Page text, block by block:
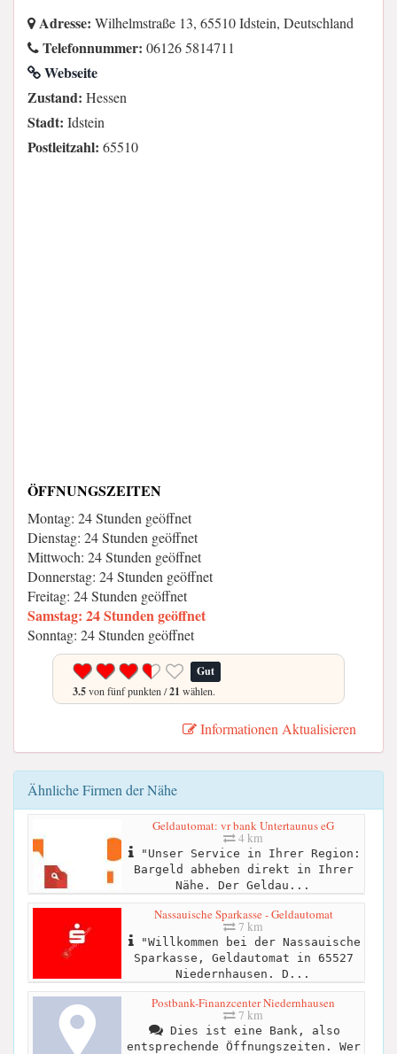
Adresse: Wilhelmstraße 13, 65510 Idstein, Deutschland
Telefonnummer: 06126 5814711
Webseite
Zustand: Hessen
Stadt: Idstein
Postleitzahl: 65510
ÖFFNUNGSZEITEN
Montag: 24 Stunden geöffnet
Dienstag: 24 Stunden geöffnet
Mittwoch: 24 Stunden geöffnet
Donnerstag: 24 Stunden geöffnet
Freitag: 24 Stunden geöffnet
Samstag: 24 Stunden geöffnet
Sonntag: 24 Stunden geöffnet
Gut
3.5von fünf punkten /21 wählen.
Informationen Aktualisieren
Ähnliche Firmen der Nähe
Geldautomat: vr bank Untertaunus eG
4 km
"Unser Service in Ihrer Region:
Bargeld abheben direkt in Ihrer
Nähe. Der Geldau...
Nassauische Sparkasse - Geldautomat
7 km
"Willkommen bei der Nassauische
Sparkasse, Geldautomat in 65527
Niedernhausen. D...
Postbank-Finanzcenter Niedernhausen
7 km
Dies ist eine Bank, also
entsprechende Öffnungszeiten. Wer